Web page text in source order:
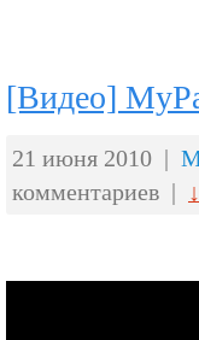
[Видео]
21 июня 2010 |
комментариев |